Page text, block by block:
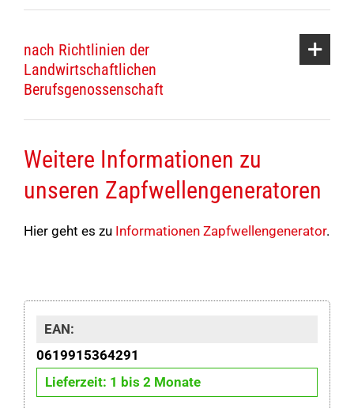
nach Richtlinien der
Landwirtschaftlichen
Berufsgenossenschaft
Weitere Informationen zu
unseren Zapfwellengeneratoren
Hier geht es zu Informationen Zapfwellengenerator.
EAN:
0619915364291
Lieferzeit: 1 bis 2 Monate